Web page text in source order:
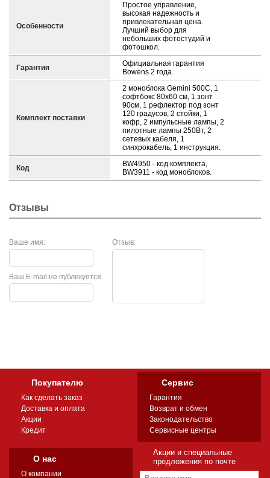
Особенности
Простое управление,
высокая надежность и
привлекательная цена.
Лучший выбор для
небольших фотостудий и
фотошкол.
Гарантия
Официальная гарантия
Bowens 2 года.
Комплект поставки
2 моноблока Gemini 500С, 1
софтбокс 80х60 см, 1 зонт
90см, 1 рефлектор под зонт
120 градусов, 2 стойки, 1
кофр, 2 импульсные лампы, 2
пилотные лампы 250Вт, 2
сетевых кабеля, 1
синхрокабель, 1 инструкция.
Код
BW4950 - код комплекта,
BW3911 - код моноблоков.
Отзывы
Ваше имя: Отзыв:
не публикуется
Ваш E-mail:
Покупателю
Как сделать заказ
Доставка и оплата
Акции
Кредит
Сервис
Гарантия
Возврат и обмен
Законодательство
Сервисные центры
О нас
О компании
Акции и специальные
предложения по почте